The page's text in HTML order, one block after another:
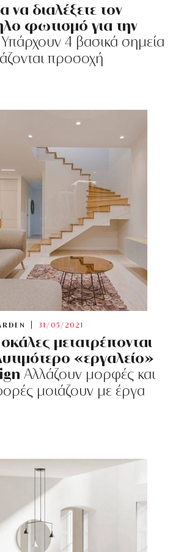
να διαλέξετε τον
φωτισμό για την
Υπάρχουν 4 βασικά σημεία
προσοχή
31/05/2021
μετατρέπονται
«εργαλείο»
Αλλάζουν μορφές και
μοιάζουν με έργα